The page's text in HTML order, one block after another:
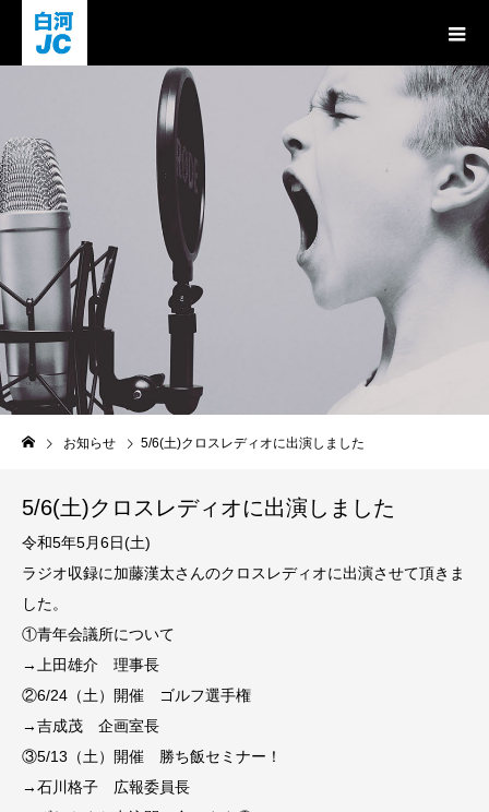
お知らせ
お知らせ 5/6(土)クロスレディオに出演しました
5/6(土)クロスレディオに出演しました
令和5年5月6日(土)
ラジオ収録に加藤漢太さんのクロスレディオに出演させて頂きま
した。
①青年会議所について
→上田雄介 理事長
②6/24（土）開催 ゴルフ選手権
→吉成茂 企画室長
③5/13（土）開催 勝ち飯セミナー！
→石川格子 広報委員長